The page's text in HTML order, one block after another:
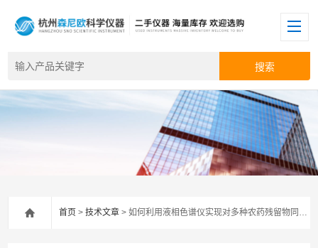
首页 >技术文章 > 如何利用液相色谱仪实现对多种农药残留物同时快速、准确地检测？